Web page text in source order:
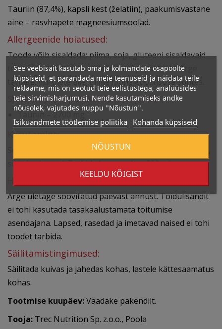
Tauriin (87,4%), kapsli kest (želatiin), paakumisvastane
aine – rasvhapete magneesiumsoolad.
Allergeenide hoiatused:
Toode võib sisaldada: piima, soja, gluteeni sisaldavaid
teravilju, mune, kala, maapähkleid ja pähkleid. Ärge
tarbige, kui olete allergiline mõne koostisosa suhtes.
Sisaldus portsjoni kohta (3 kapslit):
Tauriin – 2700 mg
Kasutamine:
Soovitatav päevane annus on 1 kapsel 3 korda päevas,
söögi vahepeal. Tarbida koos umbes 300 ml veega.
Ärge ületage soovitatud päevast annust. Toidulisandit
ei tohi kasutada tasakaalustamata toitumise
asendajana. Lapsed, rasedad ja imetavad naised ei tohi
toodet tarbida.
Säilitamistingimused:
Säilitada kuivas ja jahedas kohas, lastele kättesaamatus
kohas.
Tootmise kuupäev:Vaadake pakendilt.
Tooja: Trec Nutrition Sp. z.o.o., Poola
See veebisait kasutab oma ja kolmandate osapoolte
küpsiseid, et parandada meie teenuseid ja näidata teile
reklaame, mis on seotud teie eelistustega, analüüsides
teie sirvimisharjumusi. Nende kasutamiseks andke
nõusolek, vajutades nuppu "Nõustun".
Isikuandmete töötlemise poliitika Kohanda küpsiseid
KEELDU KÕIGIST
NÕUSTUN